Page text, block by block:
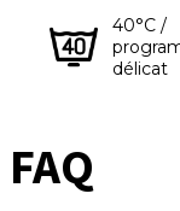
40°C /
délicat
FAQ